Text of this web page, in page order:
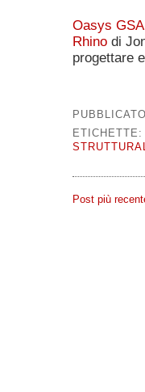
Oasys GSA
Rhino di
progettare
ETICHETTE:
Post più